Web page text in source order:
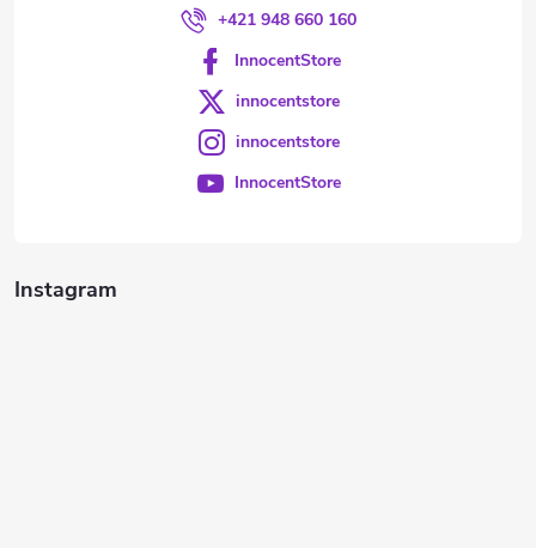
Instagram
+421 948 660 160
InnocentStore
innocentstore
innocentstore
InnocentStore